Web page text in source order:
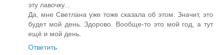
эту лавочку...
Да, мне Светлана уже тоже сказала об этом. Значит, это
будет мой день. Здорово. Вообще-то это мой год, а тут
ещё и мой день.
Ответить